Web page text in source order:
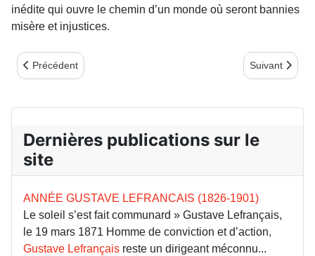
inédite qui ouvre le chemin d’un monde où seront bannies
misère et injustices.
Article précédent : Comité de Dieppe
Précédent Article suivant
Suivant
Dernières publications sur le
site
ANNÉE GUSTAVE LEFRANCAIS (1826-1901)
Le soleil s’est fait communard » Gustave Lefrançais,
le 19 mars 1871 Homme de conviction et d’action,
Gustave Lefrançais reste un dirigeant méconnu...